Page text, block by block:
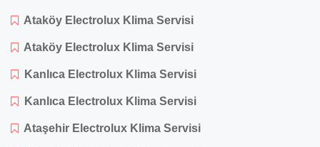
Ataköy Electrolux Klima Servisi
Ataköy Electrolux Klima Servisi
Kanlıca Electrolux Klima Servisi
Kanlıca Electrolux Klima Servisi
Ataşehir Electrolux Klima Servisi